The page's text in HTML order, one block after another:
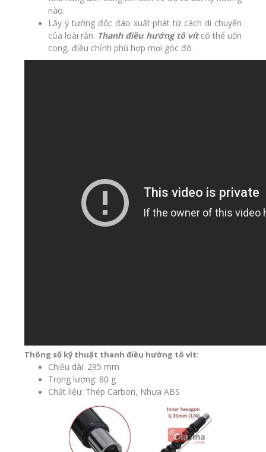
nào.
Lấy ý tưởng độc đáo xuất phát từ cách di chuyển
của loài rắn. Thanh điều hướng tô vítcó thể uốn
cong, điều chỉnh phù hợp mọi góc độ.
Thông số kỹ thuật thanh điều hướng tô vít:
Chiều dài: 295 mm
Trọng lượng: 80 g
Chất liệu: Thép Carbon, Nhựa ABS